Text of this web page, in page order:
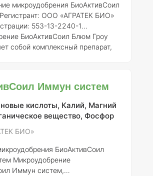
мог
микроудобрения БиоАктивСоил
Регистрант: ООО «АГРАТЕК БИО»
553-13-2240-1
БиоАктивСоил Блюм Гроу
собой комплексный препарат,
устойчивости к
с учетом современных
стандартов и включает в
подобранный состав
Иммун систем
кислоты, Калий, Магний
вещество, Фосфор
БИО»
БиоАктивСоил
Микроудобрение
Иммун систем,